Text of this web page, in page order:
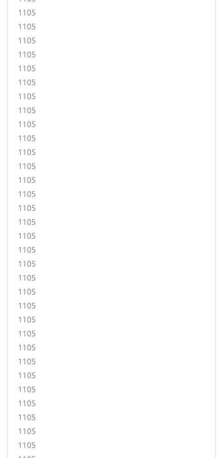
1105
1105
1105
1105
1105
1105
1105
1105
1105
1105
1105
1105
1105
1105
1105
1105
1105
1105
1105
1105
1105
1105
1105
1105
1105
1105
1105
1105
1105
1105
1105
1105